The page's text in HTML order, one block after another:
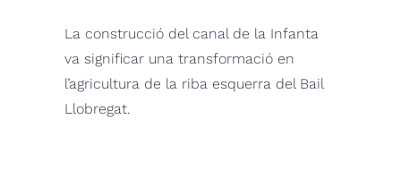
La construcció del canal de la Infanta
va significar una transformació en
l’agricultura de la riba esquerra del Bail
Llobregat.